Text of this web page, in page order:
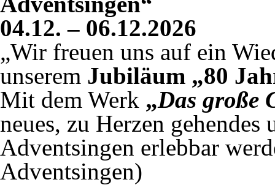
04.12. – 06.12.2026
„Wir freuen uns auf ein
unserem Jubiläum „80
Mit dem Werk „Das große
neues, zu Herzen
Adventsingen erlebbar
Adventsingen)